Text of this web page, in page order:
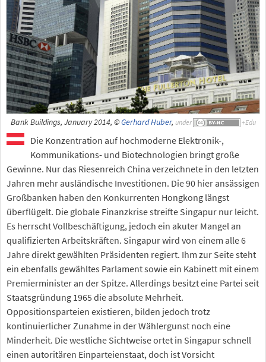
Bank Buildings, January 2014, ©Gerhard Huber, under
Die Konzentration auf hochmoderne Elektronik-,
Kommunikations- und Biotechnologien bringt große
Gewinne. Nur das Riesenreich China verzeichnete in den letzten
Jahren mehr ausländische Investitionen. Die 90 hier ansässigen
Großbanken haben den Konkurrenten Hongkong längst
überflügelt. Die globale Finanzkrise streifte Singapur nur leicht.
Es herrscht Vollbeschäftigung, jedoch ein akuter Mangel an
qualifizierten Arbeitskräften. Singapur wird von einem alle 6
Jahre direkt gewählten Präsidenten regiert. Ihm zur Seite steht
ein ebenfalls gewähltes Parlament sowie ein Kabinett mit einem
Premierminister an der Spitze. Allerdings besitzt eine Partei seit
Staatsgründung 1965 die absolute Mehrheit.
Oppositionsparteien existieren, bilden jedoch trotz
kontinuierlicher Zunahme in der Wählergunst noch eine
Minderheit. Die westliche Sichtweise ortet in Singapur schnell
einen autoritären Einparteienstaat, doch ist Vorsicht